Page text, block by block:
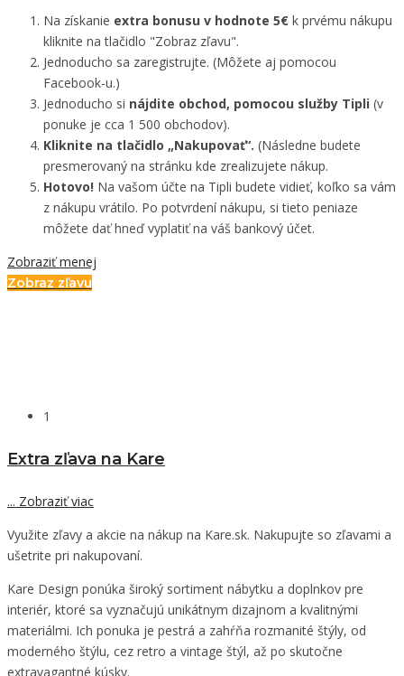
Na získanie extra bonusu v hodnote 5€ k prvému nákupu
kliknite na tlačidlo "Zobraz zľavu".
Jednoducho sa zaregistrujte. (Môžete aj pomocou
Facebook-u.)
Jednoducho si nájdite obchod, pomocou služby Tipli (v
ponuke je cca 1 500 obchodov).
Kliknite na tlačidlo „Nakupovať“. (Následne budete
presmerovaný na stránku kde zrealizujete nákup.
Hotovo! Na vašom účte na Tipli budete vidieť, koľko sa vám
z nákupu vrátilo. Po potvrdení nákupu, si tieto peniaze
môžete dať hneď vyplatiť na váš bankový účet.
Zobraziť menej
Zobraz zľavu
1
Extra zľava na Kare
... Zobraziť viac
Využite zľavy a akcie na nákup na Kare.sk. Nakupujte so zľavami a
ušetrite pri nakupovaní.
Kare Design ponúka široký sortiment nábytku a doplnkov pre
interiér, ktoré sa vyznačujú unikátnym dizajnom a kvalitnými
materiálmi. Ich ponuka je pestrá a zahŕňa rozmanité štýly, od
moderného štýlu, cez retro a vintage štýl, až po skutočne
extravagantné kúsky.